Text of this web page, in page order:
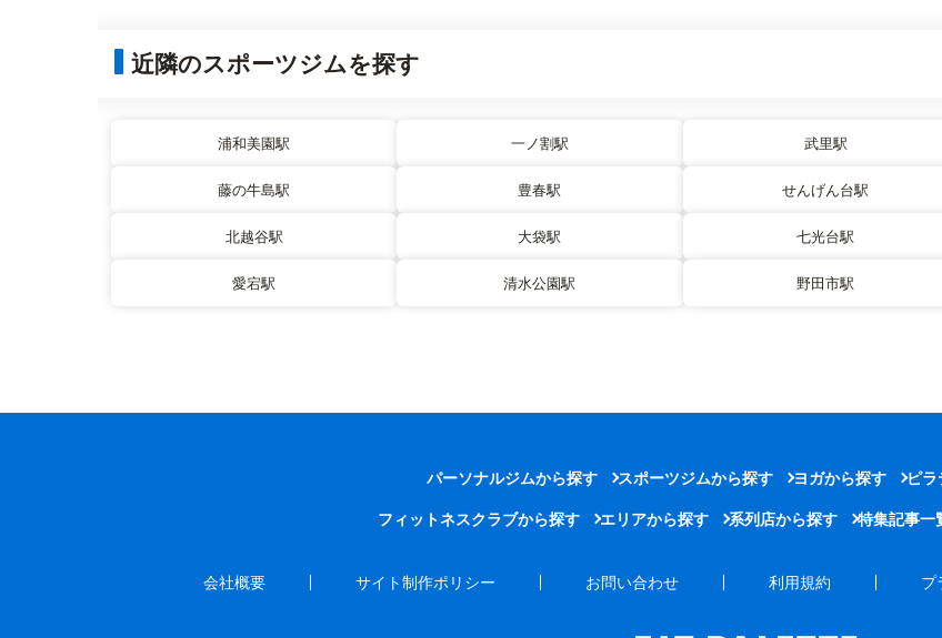
近隣のスポーツジムを探す
浦和美園駅 一ノ割駅 武里駅
藤の牛島駅 豊春駅 せんげん台駅
北越谷駅 大袋駅 七光台駅
愛宕駅 清水公園駅 野田市駅
パーソナルジムから探す スポーツジムから探す ヨガから探す ピラ
フィットネスクラブから探す エリアから探す 系列店から探す 特集記事一
会社概要 サイト制作ポリシー お問い合わせ 利用規約 プ